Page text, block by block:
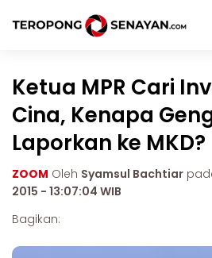
Ketua MPR Cari
Cina, Kenapa
Laporkan ke MKD?
ZOOM Oleh Syamsul Bachtiar
2015 - 13:07:04 WIB
Bagikan: